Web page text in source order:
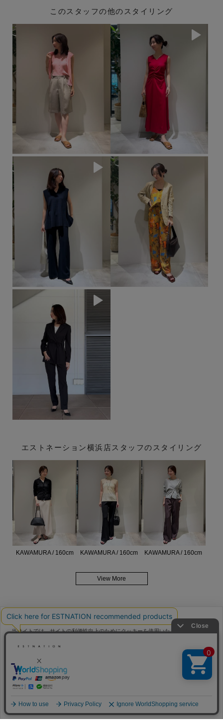
このスタッフの他のスタイリング
エストネーション横浜店スタッフのスタイリング
KAWAMURA / 160cm KAWAMURA / 160cm KAWAMURA / 160cm
View More
HELP
FAQ
CONTACT
当サイトでは、サイトの利便性向上のためにクッキーを使用いたします。ボタン
ーの使用に同意したことになります。クッキーを通じて収集する情報には「お客
クッキーポリシ
ー
をご確認ください。